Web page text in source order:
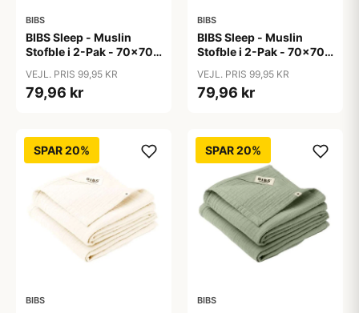
BIBS
BIBS Sleep - Muslin
Stofble i 2-Pak - 70x70
VEJL. PRIS 99,95 KR
79,96 kr
BIBS
BIBS Sleep - Muslin
Stofble i 2-Pak - 70x70
VEJL. PRIS 99,95 KR
79,96 kr
SPAR 20%
BIBS
SPAR 20%
BIBS